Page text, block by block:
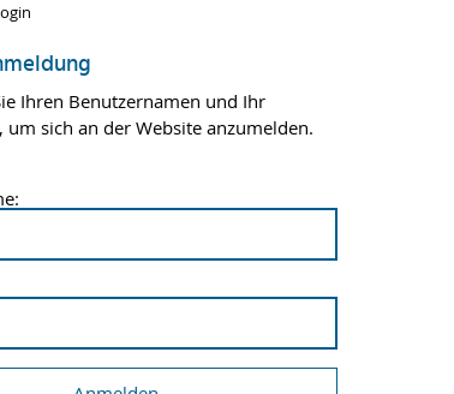
Ihren Benutzernamen und Ihr
um sich an der Website anzumelden.